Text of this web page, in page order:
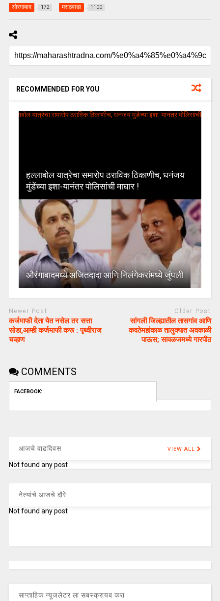
औरंगाबाद 172 मराठवाडा 1100
RECOMMENDED FOR YOU
हल्लाबोल यात्रेचा समारोप ठराविक ठिकाणीच, धनंजय
मुंडेंच्या इशा-यानंतर पोलिसांची माघार !
औरंगाबादमध्ये अजितदादा आणि निलंगेकरांमध्ये जुंपली
Newer Post
कर्जमाफी देता येत नसेल तर सत्ता
सोडा,आम्ही कर्जमाफी करू : पृथ्वीराज
चव्हाण
Older Post
सांगली जिल्ह्यातील तासगांव आणि
कवठेमहांकाळ तालुक्यात अवकाळी
पाऊस; सावळजमध्ये गारपीठ
COMMENTS
FACEBOOK:
आजचे वाढदिवस VIEW ALL
Not found any post
नेत्यांचे आजचे दौरे
Not found any post
साप्ताहिक न्यूजलेटर ला सबस्क्रायब करा